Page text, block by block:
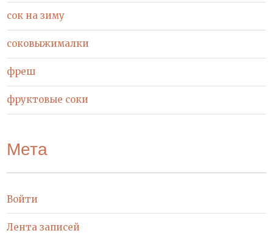
сок на зиму
соковыжималки
фреш
фруктовые соки
Мета
Войти
Лента записей